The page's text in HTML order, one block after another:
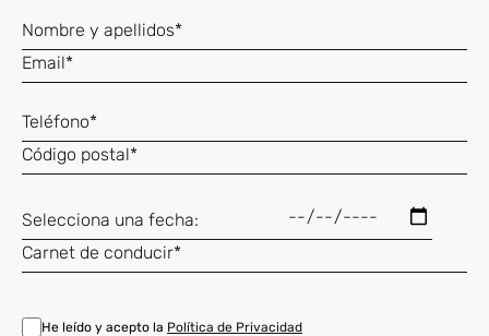
He leído y acepto la Política de Privacidad